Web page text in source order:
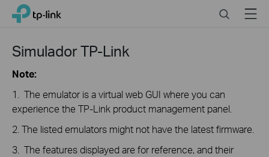
Click
navigation
TP-Link, Reliably Smart SearchMenu
Simulador TP-Link
Note:
1. The emulator is a virtual web GUI where you can
experience the TP-Link product management panel.
2. The listed emulators might not have the latest firmware.
3. The features displayed are for reference, and their